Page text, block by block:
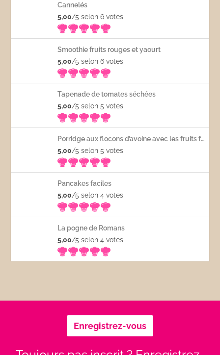
Cannelés
5,00/5 selon 6votes
Smoothie fruits rouges et yaourt
5,00/5 selon 6votes
Tapenade de tomates séchées
5,00/5 selon 5votes
Porridge aux flocons d’avoine avec les fruits frais
5,00/5 selon 5votes
Pancakes faciles
5,00/5 selon 4votes
La pogne de Romans
5,00/5 selon 4votes
Enregistrez-vous